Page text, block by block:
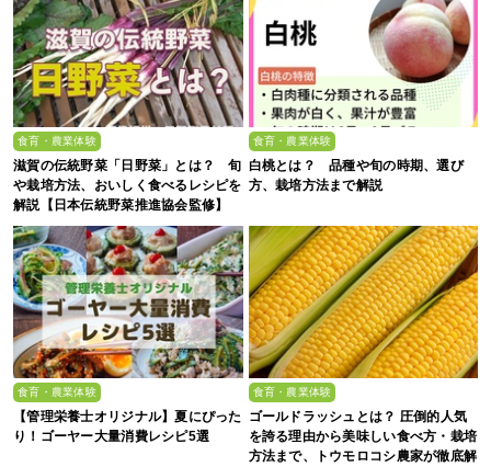
食育・農業体験
滋賀の伝統野菜「日野菜」とは？ 旬
や栽培方法、おいしく食べるレシピを
解説【日本伝統野菜推進協会監修】
食育・農業体験
白桃とは？ 品種や旬の時期、選び
方、栽培方法まで解説
食育・農業体験
【管理栄養士オリジナル】夏にぴった
り！ゴーヤー大量消費レシピ5選
食育・農業体験
ゴールドラッシュとは？ 圧倒的人気
を誇る理由から美味しい食べ方・栽培
方法まで、トウモロコシ農家が徹底解